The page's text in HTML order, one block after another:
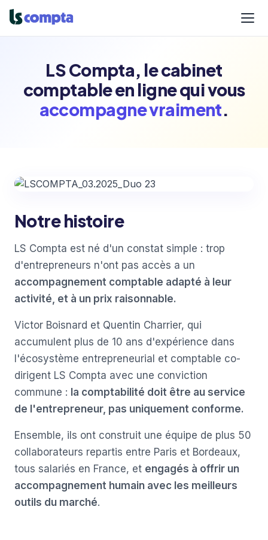
LS Compta, le cabinet
comptable en ligne qui vous
accompagne vraiment.
Notre histoire
LS Compta est né d'un constat simple : trop
d'entrepreneurs n'ont pas accès a un
accompagnement comptable adapté à leur
activité, et à un prix raisonnable.
Victor Boisnard et Quentin Charrier, qui
accumulent plus de 10 ans d'expérience dans
l'écosystème entrepreneurial et comptable co-
dirigent LS Compta avec une conviction
commune : la comptabilité doit être au service
de l'entrepreneur, pas uniquement conforme.
Ensemble, ils ont construit une équipe de plus 50
collaborateurs repartis entre Paris et Bordeaux,
tous salariés en France, et engagés à offrir un
accompagnement humain avec les meilleurs
outils du marché.